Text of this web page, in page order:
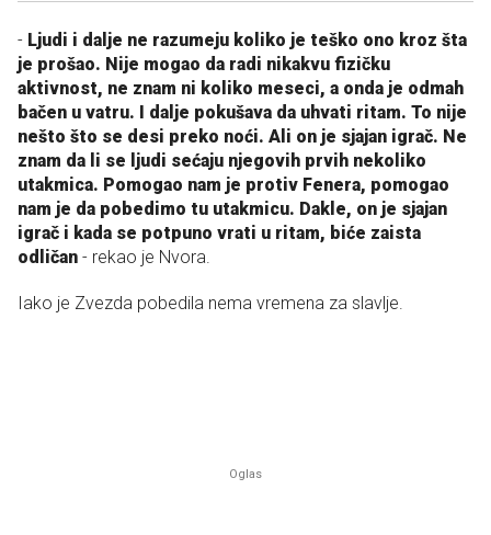
- Ljudi i dalje ne razumeju koliko je teško ono kroz šta
je prošao. Nije mogao da radi nikakvu fizičku
aktivnost, ne znam ni koliko meseci, a onda je odmah
bačen u vatru. I dalje pokušava da uhvati ritam. To nije
nešto što se desi preko noći. Ali on je sjajan igrač. Ne
znam da li se ljudi sećaju njegovih prvih nekoliko
utakmica. Pomogao nam je protiv Fenera, pomogao
nam je da pobedimo tu utakmicu. Dakle, on je sjajan
igrač i kada se potpuno vrati u ritam, biće zaista
odličan - rekao je Nvora.
Iako je Zvezda pobedila nema vremena za slavlje.